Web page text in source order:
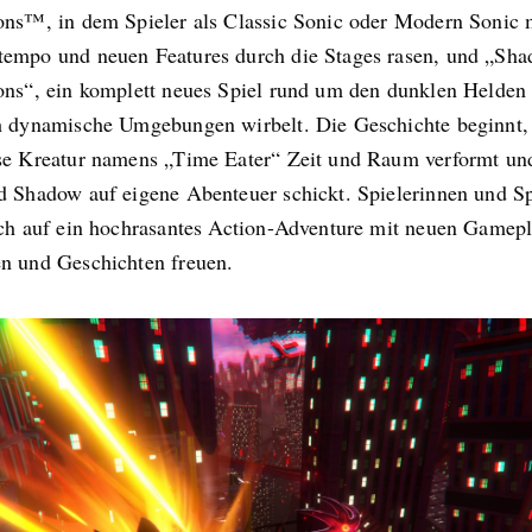
in dem Spieler als Classic Sonic oder Modern Sonic
und neuen Features durch die Stages rasen, und
ein komplett neues Spiel rund um den dunklen Helden
dynamische Umgebungen wirbelt. Die Geschichte
Kreatur namens „Time Eater“ Zeit und Raum verformt
Shadow auf eigene Abenteuer schickt. Spielerinnen und
auf ein hochrasantes Action-Adventure mit neuen
und Geschichten freuen.